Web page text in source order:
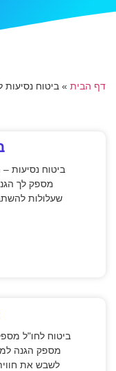
דף הבית » ביטוח נסיעות
ביטוח נסיעות
מספק לך
שעלולות
ביטוח לחו"ל
מספק הגנה
לשבש את